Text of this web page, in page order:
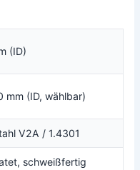
(ID)
mm (ID, wählbar)
V2A / 1.4301
schweißfertig